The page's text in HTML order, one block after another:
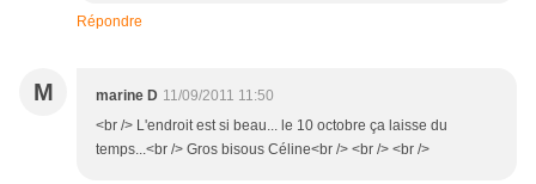
Répondre
M marine D 11/09/2011 11:50
<br /> L'endroit est si beau... le 10 octobre ça laisse du
temps...<br /> Gros bisous Céline<br /> <br /> <br />